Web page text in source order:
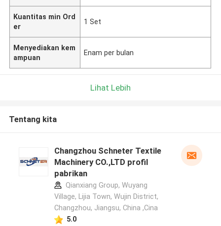
Kuantitas min Ord
er
1 Set
Menyediakan kem
ampuan
Enam per bulan
Lihat Lebih
Tentang kita
Changzhou Schneter Textile
Machinery CO.,LTD profil
pabrikan
Qianxiang Group, Wuyang
Village, Lijia Town, Wujin District,
Changzhou, Jiangsu, China ,Cina
5.0